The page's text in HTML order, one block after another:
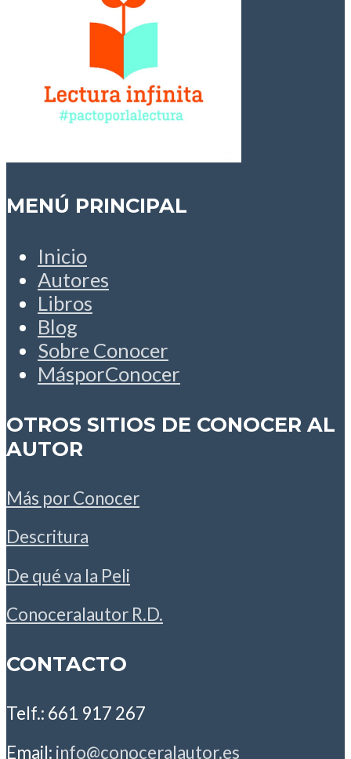
MENÚ PRINCIPAL
Inicio
Autores
Libros
Blog
Sobre Conocer
MásporConocer
OTROS SITIOS DE CONOCER AL
AUTOR
Más por Conocer
Descritura
De qué va la Peli
Conoceralautor R.D.
CONTACTO
Telf.: 661 917 267
Email: info@conoceralautor.es